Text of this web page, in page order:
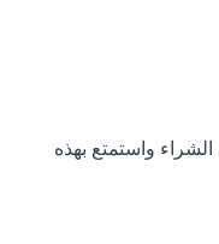
واستمتع بهذه